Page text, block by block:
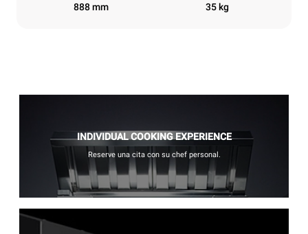
888 mm 35 kg
INDIVIDUAL COOKING EXPERIENCE
Reserve una cita con su chef personal.